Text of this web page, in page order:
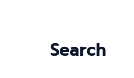
Search